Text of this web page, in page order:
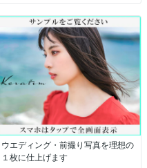
ウエディング・前撮り写真を理想の
１枚に仕上げます